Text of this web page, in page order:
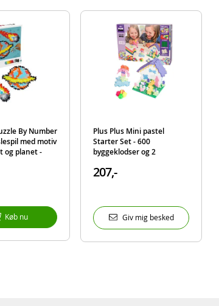
By Number
med motiv
og planet -
Køb nu
Plus Plus Mini pastel
Starter Set - 600
byggeklodser og 2
207,-
Giv mig besked